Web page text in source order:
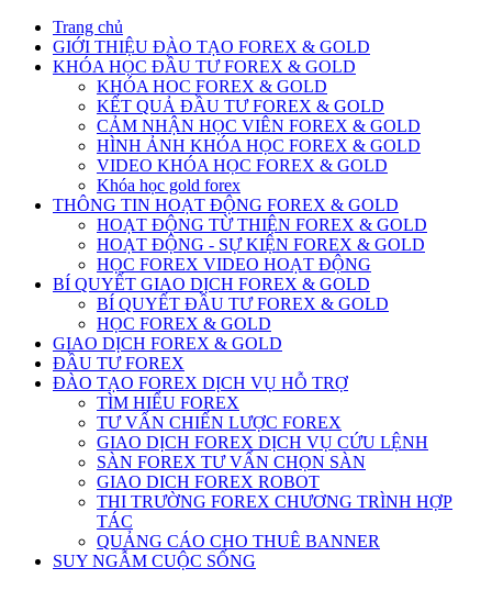
Trang chủ
GIỚI THIỆU ĐÀO TẠO FOREX & GOLD
KHÓA HỌC ĐẦU TƯ FOREX & GOLD
KHÓA HOC FOREX & GOLD
KẾT QUẢ ĐẦU TƯ FOREX & GOLD
CẢM NHẬN HỌC VIÊN FOREX & GOLD
HÌNH ẢNH KHÓA HỌC FOREX & GOLD
VIDEO KHÓA HỌC FOREX & GOLD
Khóa học gold forex
THÔNG TIN HOẠT ĐỘNG FOREX & GOLD
HOẠT ĐỘNG TỪ THIỆN FOREX & GOLD
HOẠT ĐỘNG - SỰ KIỆN FOREX & GOLD
HỌC FOREX VIDEO HOẠT ĐỘNG
BÍ QUYẾT GIAO DỊCH FOREX & GOLD
BÍ QUYẾT ĐẦU TƯ FOREX & GOLD
HỌC FOREX & GOLD
GIAO DỊCH FOREX & GOLD
ĐẦU TƯ FOREX
ĐÀO TẠO FOREX DỊCH VỤ HỖ TRỢ
TÌM HIỂU FOREX
TƯ VẤN CHIẾN LƯỢC FOREX
GIAO DỊCH FOREX DỊCH VỤ CỨU LỆNH
SÀN FOREX TƯ VẤN CHỌN SÀN
GIAO DICH FOREX ROBOT
THI TRƯỜNG FOREX CHƯƠNG TRÌNH HỢP
TÁC
QUẢNG CÁO CHO THUÊ BANNER
SUY NGẪM CUỘC SỐNG